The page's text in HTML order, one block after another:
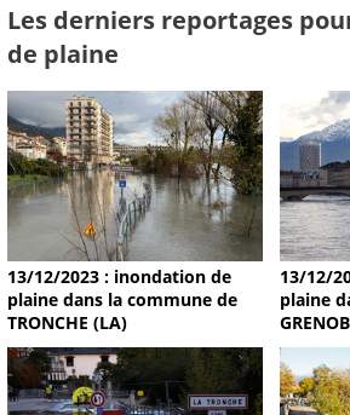
Les derniers reportages
de plaine
13/12/2023 : inondation de
plaine dans la commune de
TRONCHE (LA)
13/12/
plaine